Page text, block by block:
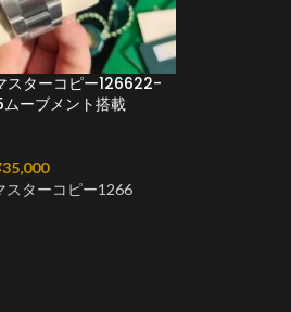
スターコピー126622-
ーブメント搭載
35,000
スターコピー1266